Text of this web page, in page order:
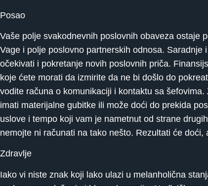
Posao
Vaše polje svakodnevnih poslovnih obaveza ostaje
Vage i polje poslovno partnerskih odnosa.
očekivati i pokretanje novih poslovnih priča.
koje ćete morati da izmirite da ne bi došlo do
vodite računa o komunikaciji i kontaktu sa
imati materijalne gubitke ili može doći do prekida
uslove i tempo koji vam je nametnut od strane
nemojte ni računati na tako nešto. Rezultati će doći,
Zdravlje
Iako vi niste znak koji lako ulazi u melanholična